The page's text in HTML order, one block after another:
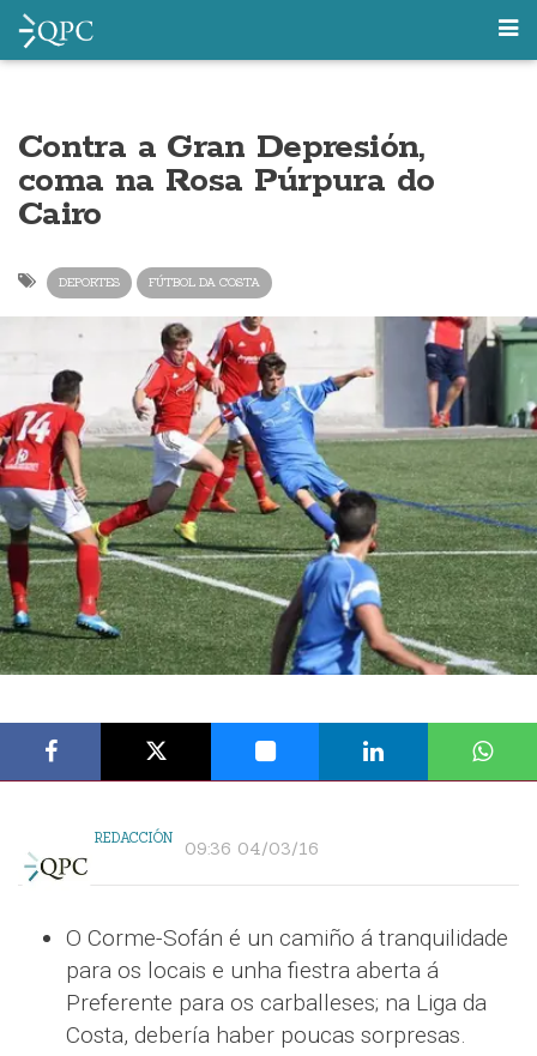
Contra a Gran Depresión,
coma na Rosa Púrpura do
Cairo
DEPORTES FÚTBOL DA COSTA
REDACCIÓN 09:36 04/03/16
O Corme-Sofán é un camiño á tranquilidade
para os locais e unha fiestra aberta á
Preferente para os carballeses; na Liga da
Costa, debería haber poucas sorpresas.